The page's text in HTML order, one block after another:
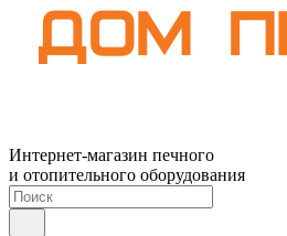
Интернет-магазин печного
и отопительного оборудования